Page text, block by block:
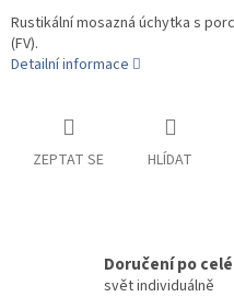
Rustikální mosazná úchytka s
(FV).
Detailní informace
ZEPTAT SE HLÍDAT
Doručení po celé
svět individuálně